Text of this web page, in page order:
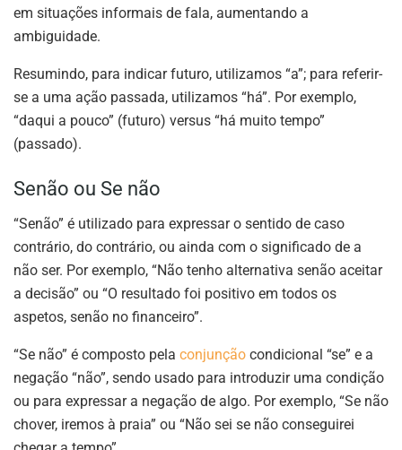
em situações informais de fala, aumentando a
ambiguidade.
Resumindo, para indicar futuro, utilizamos “a”; para referir-
se a uma ação passada, utilizamos “há”. Por exemplo,
“daqui a pouco” (futuro) versus “há muito tempo”
(passado).
Senão ou Se não
“Senão” é utilizado para expressar o sentido de caso
contrário, do contrário, ou ainda com o significado de a
não ser. Por exemplo, “Não tenho alternativa senão aceitar
a decisão” ou “O resultado foi positivo em todos os
aspetos, senão no financeiro”.
“Se não” é composto pela conjunção condicional “se” e a
negação “não”, sendo usado para introduzir uma condição
ou para expressar a negação de algo. Por exemplo, “Se não
chover, iremos à praia” ou “Não sei se não conseguirei